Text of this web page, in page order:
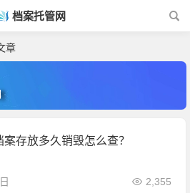
档案托管网
章
案存放多久销毁怎么查？
2,355